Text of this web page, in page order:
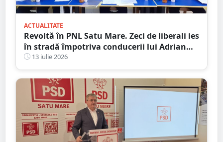
ACTUALITATE
Revoltă în PNL Satu Mare. Zeci de liberali ies
în stradă împotriva conducerii lui Adrian
Cozma, după schimbarea liderilor din Satu
Mare și Carei
13 iulie 2026